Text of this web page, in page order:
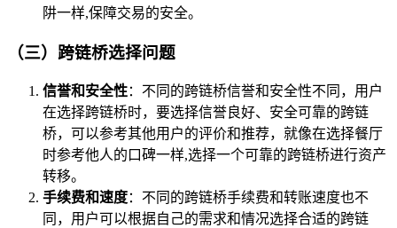
阱一样,保障交易的安全。
（三）跨链桥选择问题
信誉和安全性：不同的跨链桥信誉和安全性不同，用户
在选择跨链桥时，要选择信誉良好、安全可靠的跨链
桥，可以参考其他用户的评价和推荐，就像在选择餐厅
时参考他人的口碑一样,选择一个可靠的跨链桥进行资产
转移。
手续费和速度：不同的跨链桥手续费和转账速度也不
同，用户可以根据自己的需求和情况选择合适的跨链